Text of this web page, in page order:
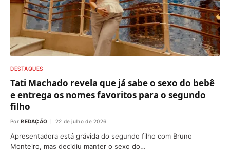
DESTAQUES
Tati Machado revela que já sabe o sexo do bebê
e entrega os nomes favoritos para o segundo
filho
Por REDAÇÃO 22 de julho de 2026
Apresentadora está grávida do segundo filho com Bruno
Monteiro, mas decidiu manter o sexo do…